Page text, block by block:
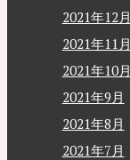
2021年12月
2021年11月
2021年10月
2021年9月
2021年8月
2021年7月